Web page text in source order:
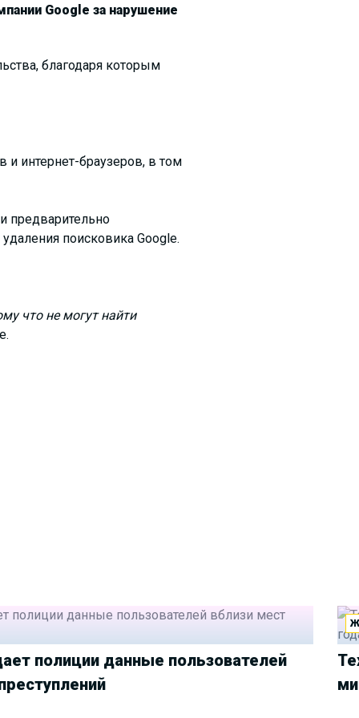
Google за нарушение
благодаря которым
интернет-браузеров, в том
предварительно
поисковика Google.
что не могут найти
полиции данные пользователей